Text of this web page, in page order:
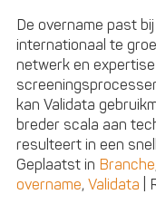
De overname past
internationaal te
netwerk en
kan Validata
breder scala aan
resulteert in een
Geplaatst in Branche
overname,Validata